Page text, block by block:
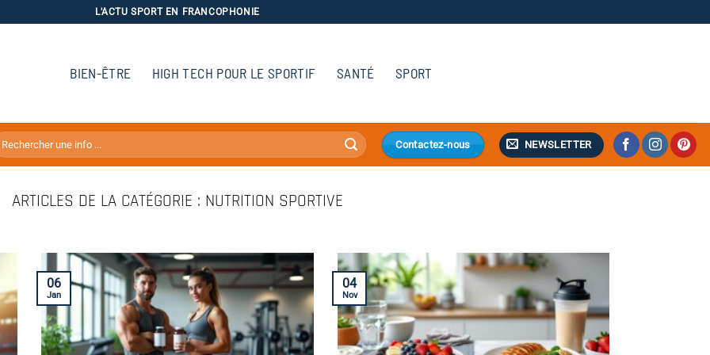
L'ACTU SPORT EN FRANCOPHONIE
BIEN-ÊTRE HIGH TECH POUR LE SPORTIF SANTÉ SPORT
Contactez-nous NEWSLETTER
NUTRITION SPORTIVE
06
Jan
04
Nov